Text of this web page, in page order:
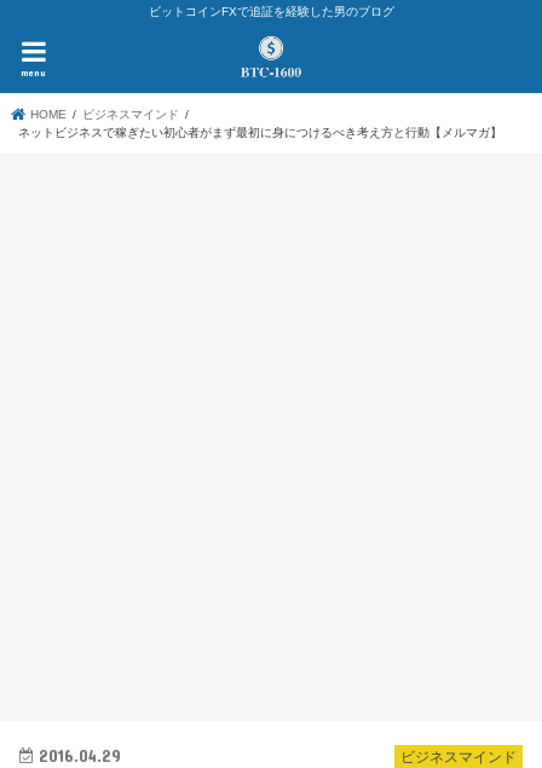
ビットコインFXで追証を経験した男のブログ
menu
HOME
ビジネスマインド
ネットビジネスで稼ぎたい初心者がまず最初に身につけるべき考え方と行動【メルマガ】
ビジネスマインド
2016.04.29